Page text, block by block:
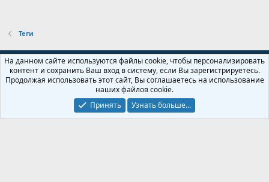
Теги
Russian (RU)
Обратная связь
Условия и правила
Политика конфиденциальности
Помощь
XenForo.Info
На данном сайте используются файлы cookie, чтобы персонализировать
контент и сохранить Ваш вход в систему, если Вы зарегистрируетесь.
Продолжая использовать этот сайт, Вы соглашаетесь на использование
наших файлов cookie.
Принять
Узнать больше...